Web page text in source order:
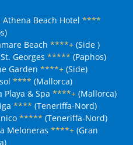
Athena Beach Hotel ****
Beach ****+(Side )
Georges ***** (Paphos)
Garden ****+(Side)
**** (Mallorca)
Playa & Spa ****+(Mallorca)
**** (Teneriffa-Nord)
***** (Teneriffa-Nord)
Meloneras ****+(Gran